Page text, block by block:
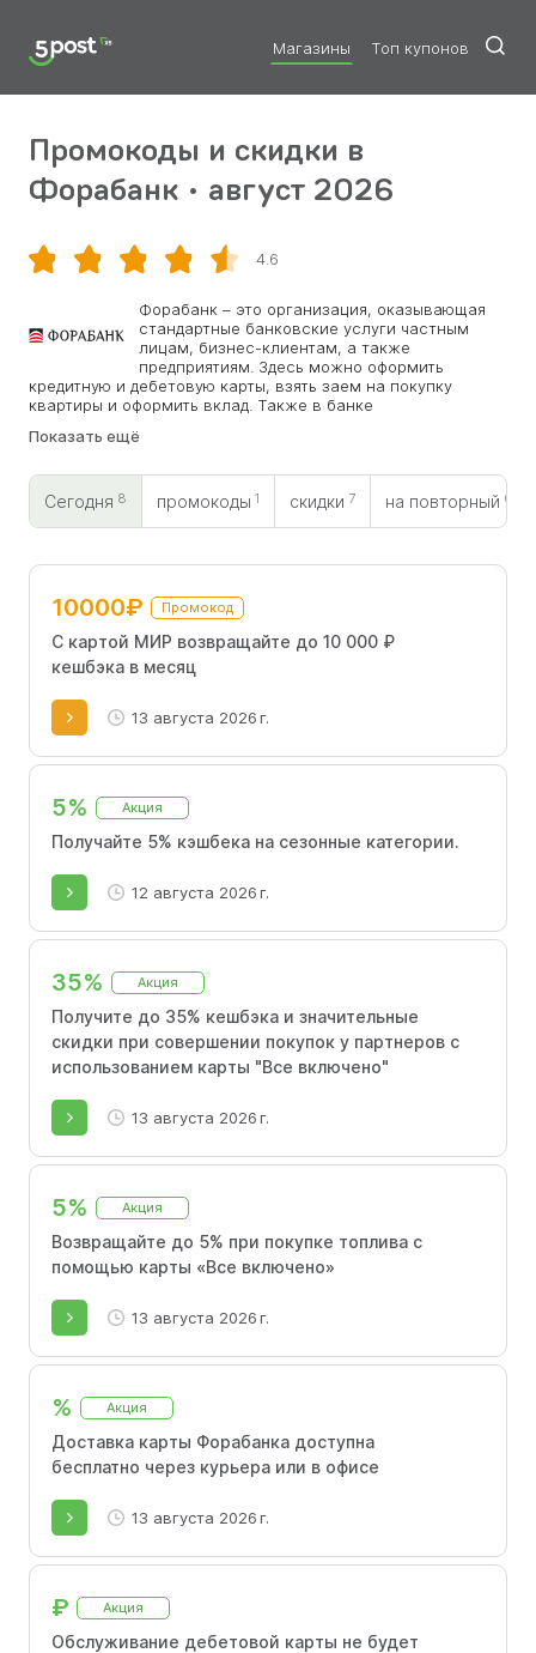
Магазины Топ купонов
Промокоды и скидки в
Форабанк • август 2026
Сегодня 8 промокоды 1 скидки 7 на повторный 0
10000₽ Промокод
С картой МИР возвращайте до 10 000 ₽
кешбэка в месяц
13 августа 2026 г.
5% Акция
Получайте 5% кэшбека на сезонные категории.
12 августа 2026 г.
35% Акция
Получите до 35% кешбэка и значительные
скидки при совершении покупок у партнеров с
использованием карты "Все включено"
13 августа 2026 г.
5% Акция
Возвращайте до 5% при покупке топлива с
помощью карты «Все включено»
13 августа 2026 г.
% Акция
Доставка карты Форабанка доступна
бесплатно через курьера или в офисе
13 августа 2026 г.
₽ Акция
Обслуживание дебетовой карты не будет
4.6
Форабанк – это организация, оказывающая
стандартные банковские услуги частным
лицам, бизнес-клиентам, а также
предприятиям. Здесь можно оформить
кредитную и дебетовую карты, взять заем на покупку
квартиры и оформить вклад. Также в банке
оформлении сделки или получить бонус поможет промокод
или купить драгоценные металлы. Бизнес-клиенты
запросто оформят здесь расчетный счет, подав заявку,
получат банковские гарантии и откроют выгодный депозит.
Показать ещё
Скопировать